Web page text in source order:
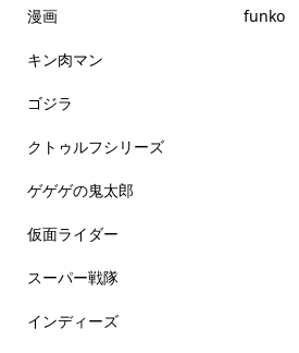
漫画
キン肉マン
ゴジラ
クトゥルフシリーズ
ゲゲゲの鬼太郎
仮面ライダー
スーパー戦隊
インディーズ
funko